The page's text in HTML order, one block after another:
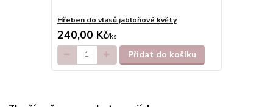
Hřeben do vlasů jabloňové květy
240,00 Kč/ks
Přidat do košíku